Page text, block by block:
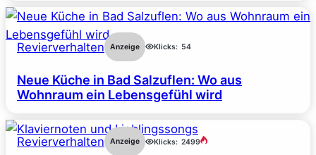
Revierverhalten Anzeige Klicks: 54
Neue Küche in Bad Salzuflen: Wo aus
Wohnraum ein Lebensgefühl wird
Revierverhalten Anzeige Klicks: 2499